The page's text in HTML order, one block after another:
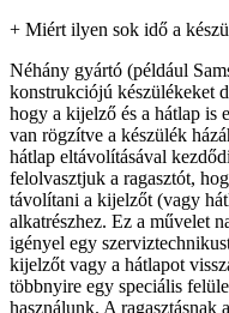
+ Miért ilyen sok idő a
Néhány gyártó (például
konstrukciójú készülékeket
hogy a kijelző és a hátlap is
van rögzítve a készülék
hátlap eltávolításával
felolvasztjuk a ragasztót,
távolítani a kijelzőt (vagy
alkatrészhez. Ez a művelet
igényel egy
kijelzőt vagy a hátlapot
többnyire egy speciális
használunk. A ragasztásnak